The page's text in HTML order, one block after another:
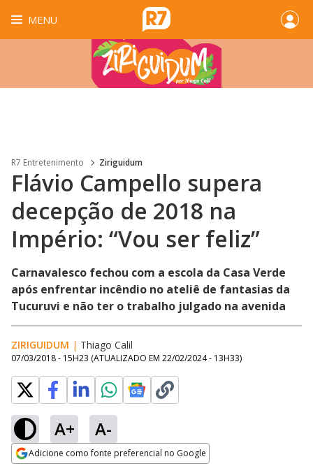
MENU
R7 Entretenimento Ziriguidum
Flávio Campello supera
decepção de 2018 na
Império: “Vou ser feliz”
Carnavalesco fechou com a escola da Casa Verde
após enfrentar incêndio no ateliê de fantasias da
Tucuruvi e não ter o trabalho julgado na avenida
ZIRIGUIDUM | Thiago Calil
07/03/2018 - 15H23 (ATUALIZADO EM 22/02/2024 - 13H33)
A+ A-
Adicione como fonte preferencial no Google